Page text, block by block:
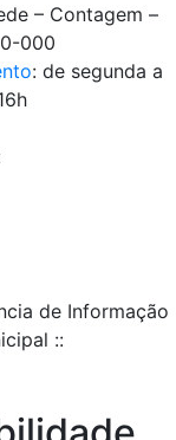
– Contagem –
000
: de segunda a
de Informação
::